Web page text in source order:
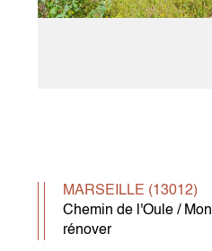
MARSEILLE (13012)
Chemin de l'Oule /
rénover